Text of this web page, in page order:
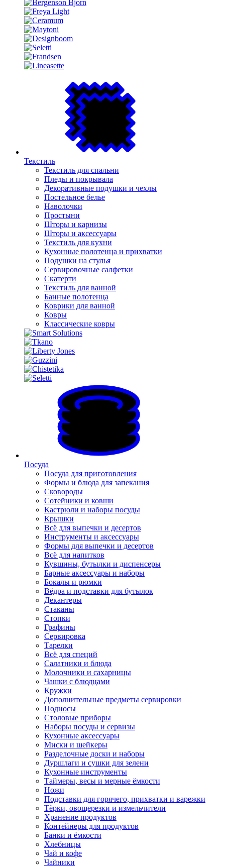
Текстиль
Текстиль для спальни
Пледы и покрывала
Декоративные подушки и чехлы
Постельное белье
Наволочки
Простыни
Шторы и карнизы
Шторы и аксессуары
Текстиль для кухни
Кухонные полотенца и прихватки
Подушки на стулья
Сервировочные салфетки
Скатерти
Текстиль для ванной
Банные полотенца
Коврики для ванной
Ковры
Классические ковры
Посуда
Посуда для приготовления
Формы и блюда для запекания
Сковороды
Сотейники и ковши
Кастрюли и наборы посуды
Крышки
Всё для выпечки и десертов
Инструменты и аксессуары
Формы для выпечки и десертов
Всё для напитков
Кувшины, бутылки и диспенсеры
Барные аксессуары и наборы
Бокалы и рюмки
Вёдра и подставки для бутылок
Декантеры
Стаканы
Стопки
Графины
Сервировка
Тарелки
Всё для специй
Салатники и блюда
Молочники и сахарницы
Чашки с блюдцами
Кружки
Дополнительные предметы сервировки
Подносы
Столовые приборы
Наборы посуды и сервизы
Кухонные аксессуары
Миски и шейкеры
Разделочные доски и наборы
Дуршлаги и сушки для зелени
Кухонные инструменты
Таймеры, весы и мерные ёмкости
Ножи
Подставки для горячего, прихватки и варежки
Тёрки, овощерезки и измельчители
Хранение продуктов
Контейнеры для продуктов
Банки и ёмкости
Хлебницы
Чай и кофе
Чайники